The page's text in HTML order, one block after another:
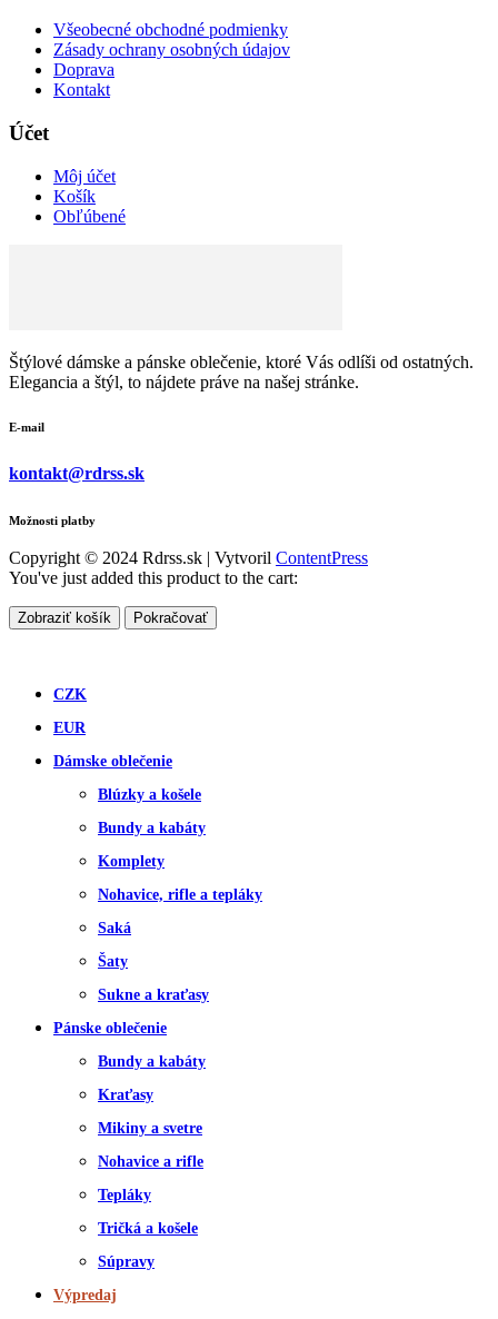
Všeobecné obchodné podmienky
Zásady ochrany osobných údajov
Doprava
Kontakt
Účet
Môj účet
Košík
Obľúbené
Štýlové dámske a pánske oblečenie, ktoré Vás odlíši od ostatných.
Elegancia a štýl, to nájdete práve na našej stránke.
E-mail
kontakt@rdrss.sk
Možnosti platby
Copyright © 2024 Rdrss.sk | Vytvoril ContentPress
You've just added this product to the cart:
Zobraziť košík Pokračovať
CZK
EUR
Dámske oblečenie
Blúzky a košele
Bundy a kabáty
Komplety
Nohavice, rifle a tepláky
Saká
Šaty
Sukne a kraťasy
Pánske oblečenie
Bundy a kabáty
Kraťasy
Mikiny a svetre
Nohavice a rifle
Tepláky
Tričká a košele
Súpravy
Výpredaj